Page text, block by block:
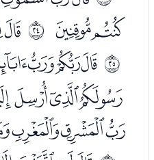
ﭻﭼ ﰗ
ﰘ